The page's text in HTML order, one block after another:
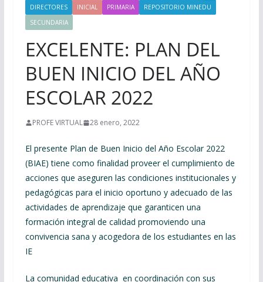
DIRECTORES
INICIAL PRIMARIA
REPOSITORIO MINEDU
SECUNDARIA
EXCELENTE: PLAN DEL
BUEN INICIO DEL AÑO
ESCOLAR 2022
PROFE VIRTUAL 28 enero, 2022
El presente Plan de Buen Inicio del Año Escolar 2022
(BIAE) tiene como finalidad proveer el cumplimiento de
acciones que aseguren las condiciones institucionales y
pedagógicas para el inicio oportuno y adecuado de las
actividades de aprendizaje que garanticen una
formación integral de calidad promoviendo una
convivencia sana y acogedora de los estudiantes en las
IE
La comunidad educativa en coordinación con sus